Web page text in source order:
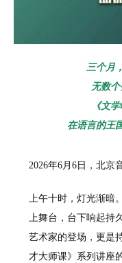
三个月
无数
《文
在语言的王
2026年6月6日，北京
上午十时，灯光渐暗
上舞台，台下响起
艺术家的登场，更是
才大师课》系列讲座